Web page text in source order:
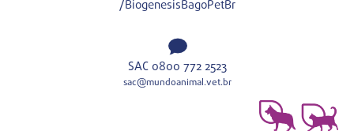
/BiogenesisBagoPetBr
SAC 0800 772 2523
sac@mundoanimal.vet.br